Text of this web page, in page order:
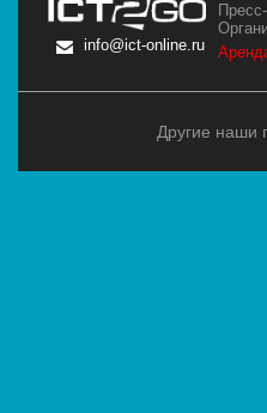
info@ict-online.ru
Другие наши